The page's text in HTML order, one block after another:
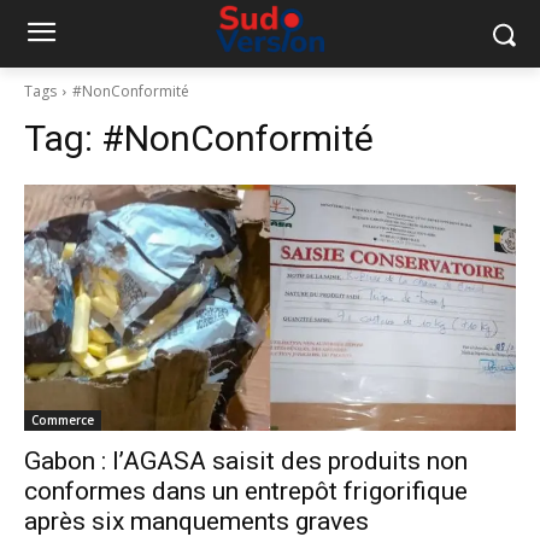
Tags #NonConformité
Tag: #NonConformité
Commerce
Gabon : l’AGASA saisit des produits non
conformes dans un entrepôt frigorifique
après six manquements graves